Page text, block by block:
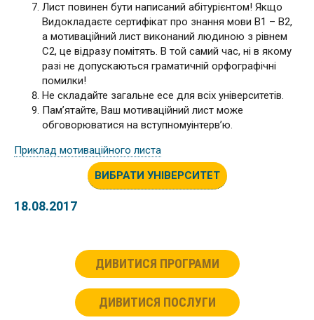
Лист повинен бути написаний абітурієнтом! Якщо
Видокладаєте сертифікат про знання мови В1 – В2,
а мотиваційний лист виконаний людиною з рівнем
С2, це відразу помітять. В той самий час, ні в якому
разі не допускаються граматичній орфографічні
помилки!
Не складайте загальне есе для всіх університетів.
Пам’ятайте, Ваш мотиваційний лист може
обговорюватися на вступномуінтерв’ю.
Приклад мотиваційного листа
ВИБРАТИ УНІВЕРСИТЕТ
18.08.2017
ДИВИТИСЯ ПРОГРАМИ
ДИВИТИСЯ ПОСЛУГИ